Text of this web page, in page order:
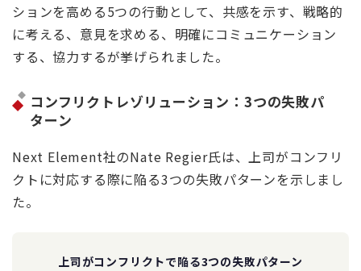
ションを高める5つの行動として、共感を示す、戦略的
に考える、意見を求める、明確にコミュニケーション
する、協力するが挙げられました。
コンフリクトレゾリューション：3つの失敗パ
ターン
Next Element社のNate Regier氏は、上司がコンフリ
クトに対応する際に陥る3つの失敗パターンを示しまし
た。
上司がコンフリクトで陥る3つの失敗パターン